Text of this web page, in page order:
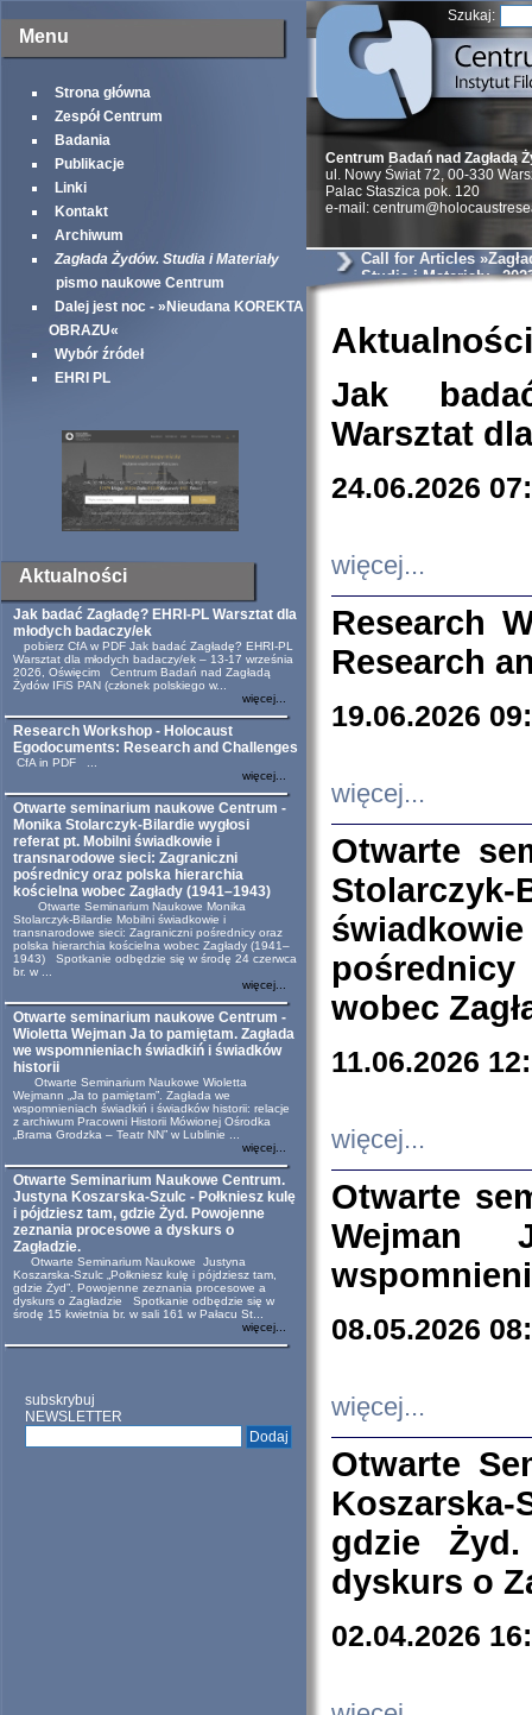
Menu
Strona główna
Zespół Centrum
Badania
Publikacje
Linki
Kontakt
Archiwum
Zagłada Żydów. Studia i Materiały
pismo naukowe Centrum
Dalej jest noc - »Nieudana KOREKTA
OBRAZU«
Wybór źródeł
EHRI PL
Aktualności
Jak badać Zagładę? EHRI-PL Warsztat dla
młodych badaczy/ek
pobierz CfA w PDF Jak badać Zagładę? EHRI-PL
Warsztat dla młodych badaczy/ek – 13-17 września
2026, Oświęcim Centrum Badań nad Zagładą
Żydów IFiS PAN (członek polskiego w...
więcej...
Research Workshop - Holocaust
Egodocuments: Research and Challenges
CfA in PDF ...
więcej...
Otwarte seminarium naukowe Centrum -
Monika Stolarczyk-Bilardie wygłosi
referat pt. Mobilni świadkowie i
transnarodowe sieci: Zagraniczni
pośrednicy oraz polska hierarchia
kościelna wobec Zagłady (1941–1943)
Otwarte Seminarium Naukowe Monika
Stolarczyk-Bilardie Mobilni świadkowie i
transnarodowe sieci: Zagraniczni pośrednicy oraz
polska hierarchia kościelna wobec Zagłady (1941–
1943) Spotkanie odbędzie się w środę 24 czerwca
br. w ...
więcej...
Otwarte seminarium naukowe Centrum -
Wioletta Wejman Ja to pamiętam. Zagłada
we wspomnieniach świadkiń i świadków
historii
Otwarte Seminarium Naukowe Wioletta
Wejmann „Ja to pamiętam”. Zagłada we
wspomnieniach świadkiń i świadków historii: relacje
z archiwum Pracowni Historii Mówionej Ośrodka
„Brama Grodzka – Teatr NN” w Lublinie ...
więcej...
Otwarte Seminarium Naukowe Centrum.
Justyna Koszarska-Szulc - Połkniesz kulę
i pójdziesz tam, gdzie Żyd. Powojenne
zeznania procesowe a dyskurs o
Zagładzie.
Otwarte Seminarium Naukowe Justyna
Koszarska-Szulc „Połkniesz kulę i pójdziesz tam,
gdzie Żyd”. Powojenne zeznania procesowe a
dyskurs o Zagładzie Spotkanie odbędzie się w
środę 15 kwietnia br. w sali 161 w Pałacu St...
więcej...
subskrybuj
NEWSLETTER
Szukaj:
Centrum Badań nad Zagładą
ul. Nowy Świat 72, 00-330
Palac Staszica pok. 120
e-mail:
Call for Articles
Studia i Materiały«
Aktualności
Jak
Warsztat
24.06.2026
więcej...
Research
Research
19.06.2026
więcej...
Otwarte
wobec
11.06.2026
więcej...
Otwarte
Wejman
08.05.2026
więcej...
Otwarte
Koszarska-
gdzie
dyskurs o
02.04.2026